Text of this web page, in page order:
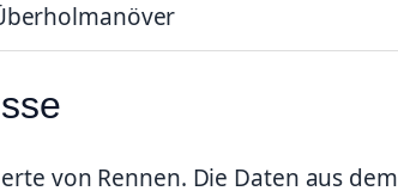
von Rennen. Die Daten aus dem